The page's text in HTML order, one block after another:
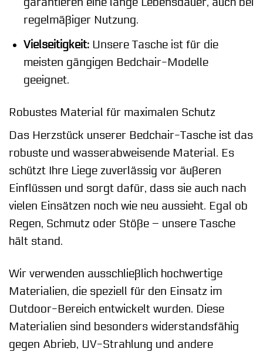
regelmäßiger Nutzung.
Vielseitigkeit:Unsere Tasche ist für die
meisten gängigen Bedchair-Modelle
geeignet.
Robustes Material für maximalen Schutz
Das Herzstück unserer Bedchair-Tasche ist das
robuste und wasserabweisende Material. Es
schützt Ihre Liege zuverlässig vor äußeren
Einflüssen und sorgt dafür, dass sie auch nach
vielen Einsätzen noch wie neu aussieht. Egal ob
Regen, Schmutz oder Stöße – unsere Tasche
hält stand.
Wir verwenden ausschließlich hochwertige
Materialien, die speziell für den Einsatz im
Outdoor-Bereich entwickelt wurden. Diese
Materialien sind besonders widerstandsfähig
gegen Abrieb, UV-Strahlung und andere